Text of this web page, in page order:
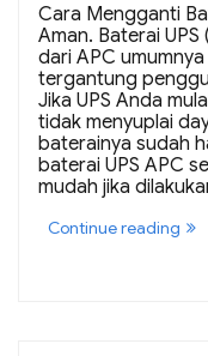
Cara Mengganti
Aman. Baterai
dari APC
tergantung
Jika UPS Anda
tidak menyuplai
baterainya sudah
baterai UPS APC
mudah jika
Continue reading